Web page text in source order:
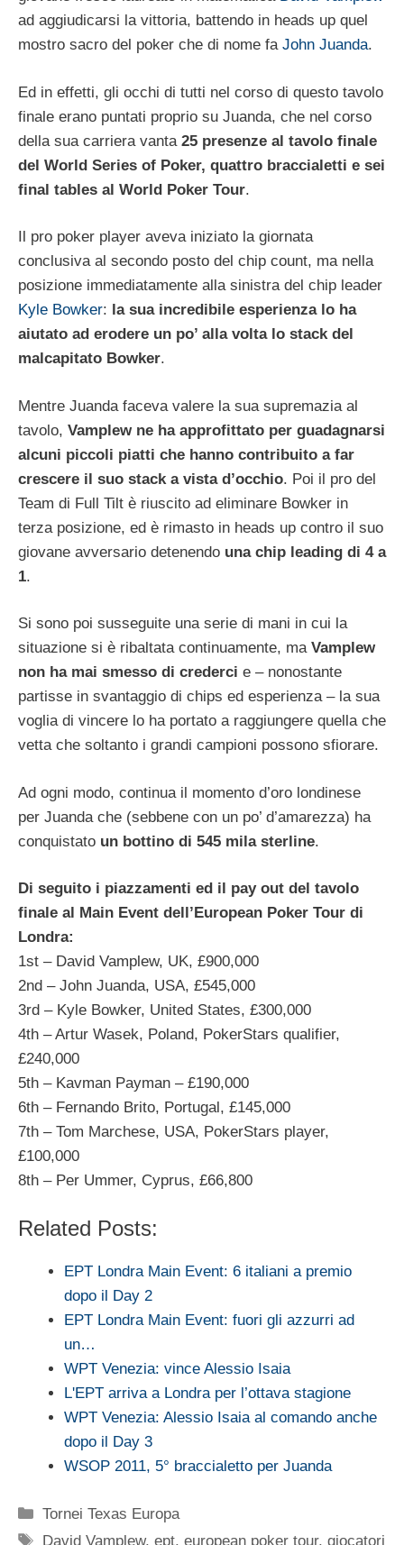
ad aggiudicarsi la vittoria, battendo in heads up quel
mostro sacro del poker che di nome fa John Juanda.
Ed in effetti, gli occhi di tutti nel corso di questo tavolo
finale erano puntati proprio su Juanda, che nel corso
della sua carriera vanta 25 presenze al tavolo finale
del World Series of Poker, quattro braccialetti e sei
final tables al World Poker Tour.
Il pro poker player aveva iniziato la giornata
conclusiva al secondo posto del chip count, ma nella
posizione immediatamente alla sinistra del chip leader
Kyle Bowker: la sua incredibile esperienza lo ha
aiutato ad erodere un po’ alla volta lo stack del
malcapitato Bowker.
Mentre Juanda faceva valere la sua supremazia al
tavolo, Vamplew ne ha approfittato per guadagnarsi
alcuni piccoli piatti che hanno contribuito a far
crescere il suo stack a vista d’occhio. Poi il pro del
Team di Full Tilt è riuscito ad eliminare Bowker in
terza posizione, ed è rimasto in heads up contro il suo
giovane avversario detenendo una chip leading di 4 a
1.
Si sono poi susseguite una serie di mani in cui la
situazione si è ribaltata continuamente, ma Vamplew
non ha mai smesso di crederci e – nonostante
partisse in svantaggio di chips ed esperienza – la sua
voglia di vincere lo ha portato a raggiungere quella che
vetta che soltanto i grandi campioni possono sfiorare.
Ad ogni modo, continua il momento d’oro londinese
per Juanda che (sebbene con un po’ d’amarezza) ha
conquistato un bottino di 545 mila sterline.
Di seguito i piazzamenti ed il pay out del tavolo
finale al Main Event dell’European Poker Tour di
Londra:
1st – David Vamplew, UK, £900,000
2nd – John Juanda, USA, £545,000
3rd – Kyle Bowker, United States, £300,000
4th – Artur Wasek, Poland, PokerStars qualifier,
£240,000
5th – Kavman Payman – £190,000
6th – Fernando Brito, Portugal, £145,000
7th – Tom Marchese, USA, PokerStars player,
£100,000
8th – Per Ummer, Cyprus, £66,800
Related Posts:
EPT Londra Main Event: 6 italiani a premio
dopo il Day 2
EPT Londra Main Event: fuori gli azzurri ad
un…
WPT Venezia: vince Alessio Isaia
L'EPT arriva a Londra per l’ottava stagione
WPT Venezia: Alessio Isaia al comando anche
dopo il Day 3
WSOP 2011, 5° braccialetto per Juanda
Categorie
Tornei Texas Europa
Tag
David Vamplew,ept,european poker tour,giocatori